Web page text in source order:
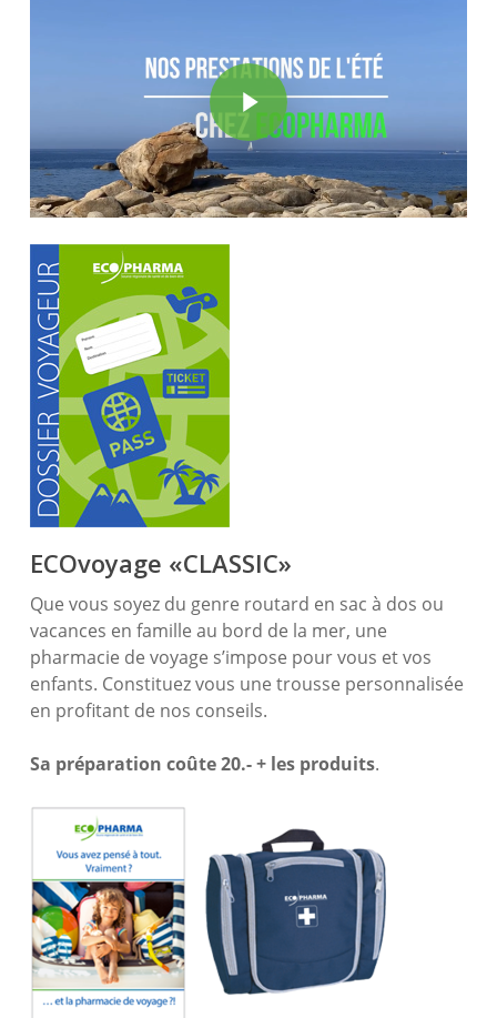
Play Video
ECOvoyage «CLASSIC»
Que vous soyez du genre routard en sac à dos ou
vacances en famille au bord de la mer, une
pharmacie de voyage s’impose pour vous et vos
enfants. Constituez vous une trousse personnalisée
en profitant de nos conseils.
Sa préparation coûte 20.- + les produits.